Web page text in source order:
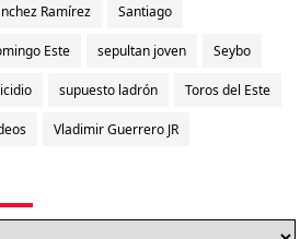
Ramírez Santiago
Este sepultan joven Seybo
supuesto ladrón Toros del Este
Vladimir Guerrero JR